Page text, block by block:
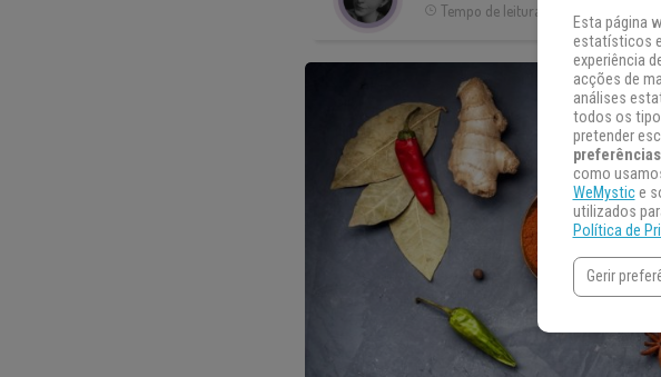
Tempo de leitura:
Esta página
estatísticos
experiência
acções de
análises
todos os
pretender
preferências
como
WeMystice
utilizados
Política de
Gerir